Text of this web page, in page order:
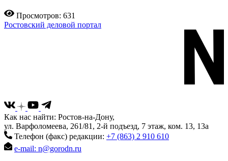
Просмотров: 631
Ростовский деловой портал
Как нас найти: Ростов-на-Дону,
ул. Варфоломеева, 261/81, 2-й подъезд, 7 этаж, ком. 13, 13а
Телефон (факс) редакции: +7 (863) 2 910 610
e-mail: n@gorodn.ru